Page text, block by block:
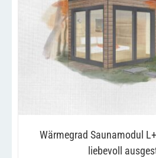
IN DEN WARENKORB
Wärmegrad Saunamodul
liebevoll